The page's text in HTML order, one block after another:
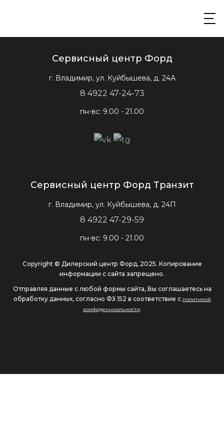
Сервисный центр Форд
г. Владимир, ул. Куйбышева, д. 24А
8 4922 47-24-73
пн-вс: 9.00 - 21.00
Сервисный центр Форд Транзит
г. Владимир, ул. Куйбышева, д. 24П
8 4922 47-29-59
пн-вс: 9.00 - 21.00
Copyright © Дилерский центр Форд, 2025. Копирование
информации с сайта запрещено.
Отправляя данные с любой формы сайта, Вы соглашаетесь на
обработку данных, согласно ФЗ 152 в соответствие с политикой
конфиденциальности.